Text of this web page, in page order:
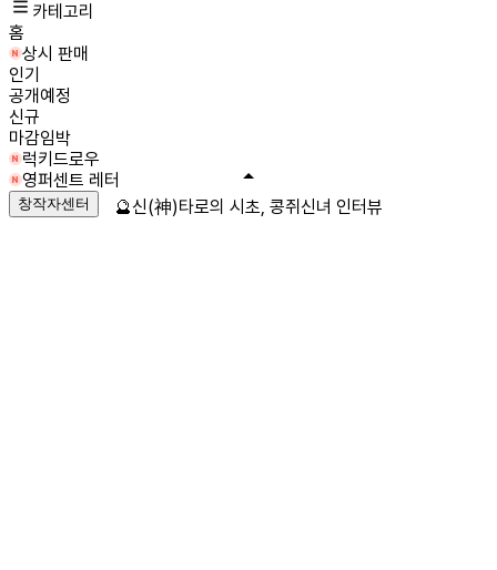
카테고리
홈
상시 판매
인기
공개예정
신규
마감임박
럭키드로우
영퍼센트 레터
창작자센터 🔮신(神)타로의 시초, 콩쥐신녀 인터뷰